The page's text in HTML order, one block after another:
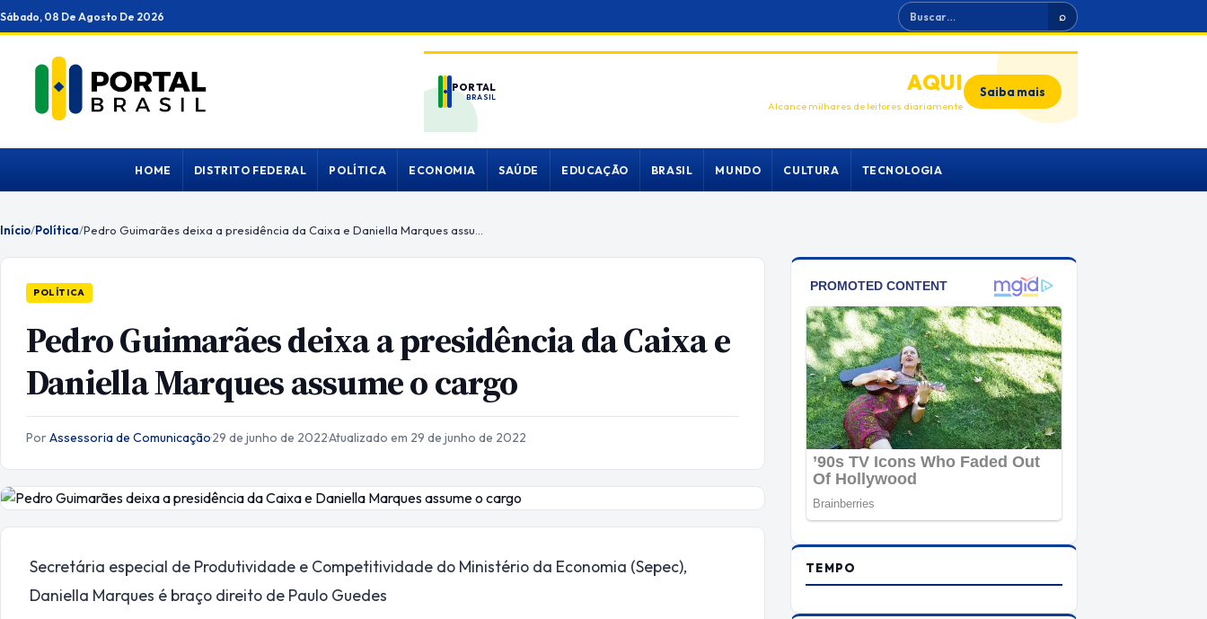
Ir
para
conteúdo
Sábado, 08 De Agosto De 2026 Buscar ⌕
PORTAL
BRASIL
ANUNCIEAQUI
Alcance milhares de leitores diariamente
Saiba mais
HOME DISTRITO FEDERAL POLÍTICA ECONOMIA SAÚDE EDUCAÇÃO BRASIL MUNDO CULTURA TECNOLOGIA
Início/Política/
POLÍTICA
Pedro Guimarães deixa a presidência da Caixa e
Daniella Marques assume o cargo
PorAssessoria de Comunicação·29 de junho de 2022·Atualizado em 29 de junho de 2022
Secretária especial de Produtividade e Competitividade do Ministério da Economia (Sepec),
Daniella Marques é braço direito de Paulo Guedes
TEMPO